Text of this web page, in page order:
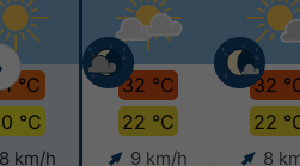
°C
°C
8 km/h
32 °C
22 °C
9 km/h
32
22
8